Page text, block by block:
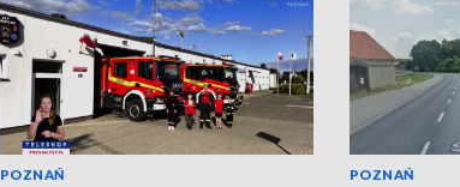
POZNAŃ POZNAŃ